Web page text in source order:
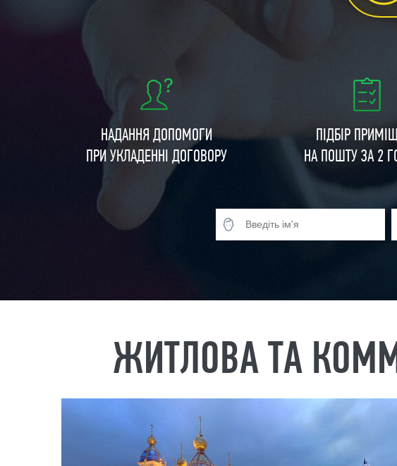
НАДАННЯ ДОПОМОГИ
ПРИ УКЛАДЕННІ ДОГОВОРУ
ПІДБІР
НА ПОШТУ ЗА 2
ЖИТЛОВА ТА